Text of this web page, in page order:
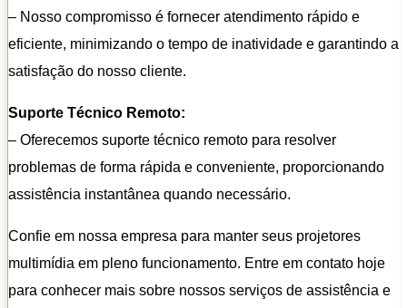
– Nosso compromisso é fornecer atendimento rápido e
eficiente, minimizando o tempo de inatividade e garantindo a
satisfação do nosso cliente.
Suporte Técnico Remoto:
– Oferecemos suporte técnico remoto para resolver
problemas de forma rápida e conveniente, proporcionando
assistência instantânea quando necessário.
Confie em nossa empresa para manter seus projetores
multimídia em pleno funcionamento. Entre em contato hoje
para conhecer mais sobre nossos serviços de assistência e